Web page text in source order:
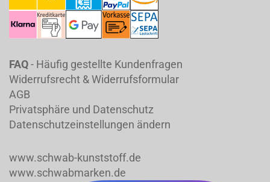
FAQ- Häufig gestellte Kundenfragen
Widerrufsrecht & Widerrufsformular
AGB
Privatsphäre und Datenschutz
Datenschutzeinstellungen ändern
www.schwab-kunststoff.de
www.schwabmarken.de